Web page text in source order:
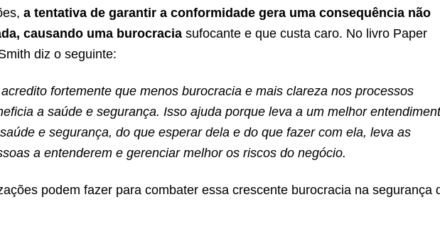
a tentativa de garantir a conformidade gera uma consequência não
causando uma burocracia sufocante e que custa caro. No livro Paper
diz o seguinte:
fortemente que menos burocracia e mais clareza nos processos
a saúde e segurança. Isso ajuda porque leva a um melhor
e segurança, do que esperar dela e do que fazer com ela, leva as
a entenderem e gerenciar melhor os riscos do negócio.
podem fazer para combater essa crescente burocracia na segurança